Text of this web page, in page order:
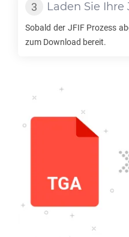
Laden Sie Ihre
Sobald der JFIFProzess
zum Download bereit.